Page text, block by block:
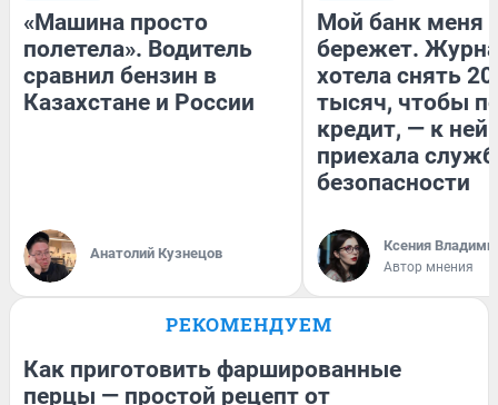
«Машина просто
полетела». Водитель
сравнил бензин в
Казахстане и России
Анатолий Кузнецов
Мой банк меня
бережет.
хотела снять
тысяч, чтобы
кредит, — к
приехала
безопасности
Ксения
Автор мнения
РЕКОМЕНДУЕМ
Как приготовить фаршированные
перцы — простой рецепт от